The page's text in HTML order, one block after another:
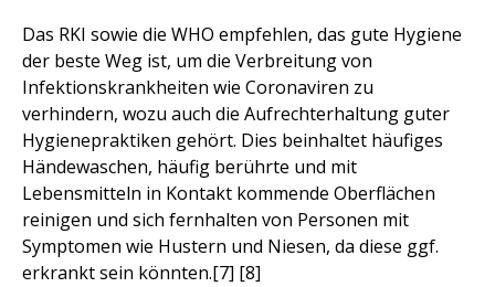
Das RKI sowie die WHO empfehlen, das gute Hygiene
der beste Weg ist, um die Verbreitung von
Infektionskrankheiten wie Coronaviren zu
verhindern, wozu auch die Aufrechterhaltung guter
Hygienepraktiken gehört. Dies beinhaltet häufiges
Händewaschen, häufig berührte und mit
Lebensmitteln in Kontakt kommende Oberflächen
reinigen und sich fernhalten von Personen mit
Symptomen wie Hustern und Niesen, da diese ggf.
erkrankt sein könnten.[7] [8]